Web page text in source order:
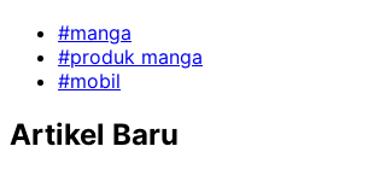
#manga
#produk manga
#mobil
Artikel Baru